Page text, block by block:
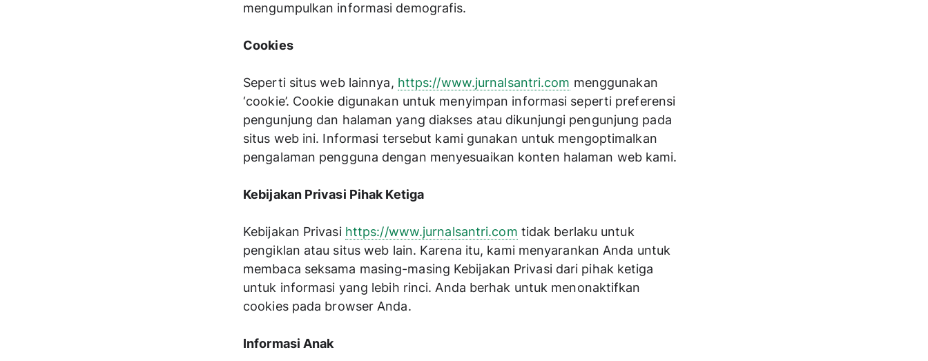
mengumpulkan informasi demografis.
Cookies
Seperti situs web lainnya, https://www.jurnalsantri.com menggunakan
‘cookie’. Cookie digunakan untuk menyimpan informasi seperti preferensi
pengunjung dan halaman yang diakses atau dikunjungi pengunjung pada
situs web ini. Informasi tersebut kami gunakan untuk mengoptimalkan
pengalaman pengguna dengan menyesuaikan konten halaman web kami.
Kebijakan Privasi Pihak Ketiga
Kebijakan Privasi https://www.jurnalsantri.com tidak berlaku untuk
pengiklan atau situs web lain. Karena itu, kami menyarankan Anda untuk
membaca seksama masing-masing Kebijakan Privasi dari pihak ketiga
untuk informasi yang lebih rinci. Anda berhak untuk menonaktifkan
cookies pada browser Anda.
Informasi Anak